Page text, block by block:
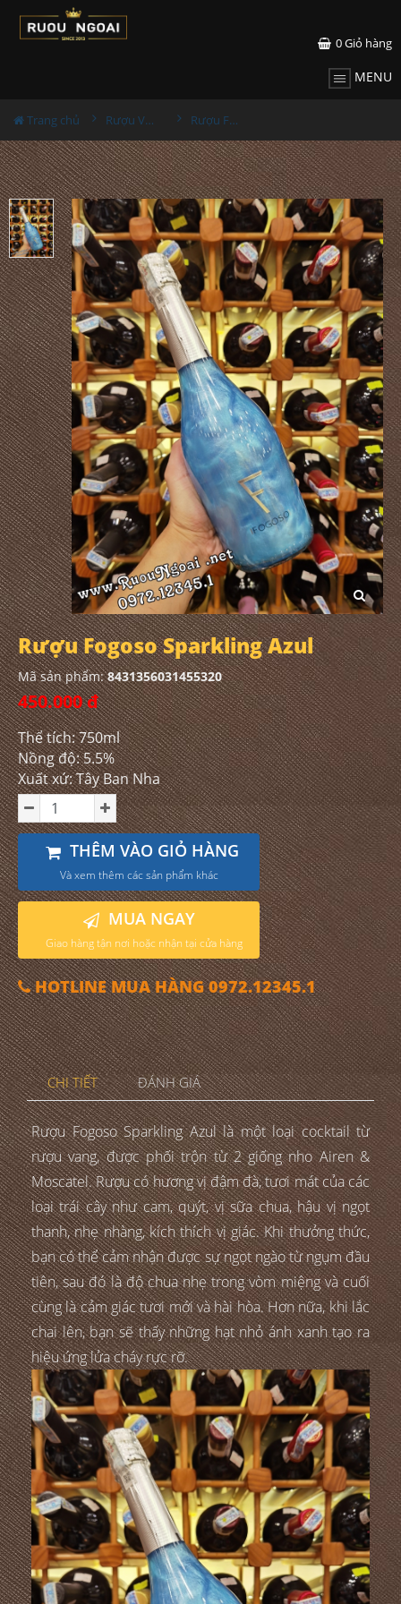
0Giỏ hàng
MENU
Trang chủ Rượu Vang Rượu Fogoso Sparkling Azul
Rượu Fogoso Sparkling Azul
Mã sản phẩm:8431356031455320
450.000 đ
Thể tích: 750ml
Nồng độ: 5.5%
Xuất xứ: Tây Ban Nha
THÊM VÀO GIỎ HÀNG
Và xem thêm các sản phẩm khác
MUA NGAY
Giao hàng tận nơi hoặc nhận tại cửa hàng
HOTLINE MUA HÀNG 0972.12345.1
CHI TIẾT ĐÁNH GIÁ
Rượu Fogoso Sparkling Azul là một loại cocktail từ
rượu vang, được phối trộn từ 2 giống nho Airen &
Moscatel. Rượu có hương vị đậm đà, tươi mát của các
loại trái cây như cam, quýt, vị sữa chua, hậu vị ngọt
thanh, nhẹ nhàng, kích thích vị giác. Khi thưởng thức,
bạn có thể cảm nhận được sự ngọt ngào từ ngụm đầu
tiên, sau đó là độ chua nhẹ trong vòm miệng và cuối
cùng là cảm giác tươi mới và hài hòa. Hơn nữa, khi lắc
chai lên, bạn sẽ thấy những hạt nhỏ ánh xanh tạo ra
hiệu ứng lửa cháy rực rỡ.